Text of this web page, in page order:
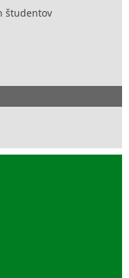
študentov